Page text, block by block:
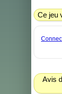
Ce jeu
Avis